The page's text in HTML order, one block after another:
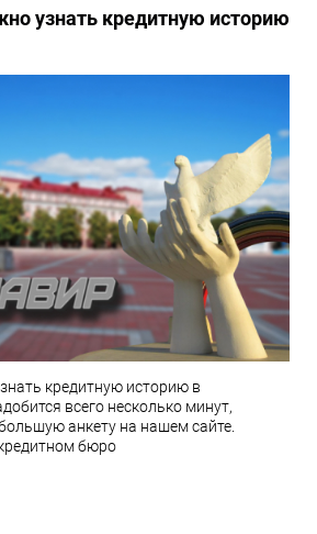
узнать кредитную историю
кредитную историю в
всего несколько минут,
анкету на нашем сайте.
бюро